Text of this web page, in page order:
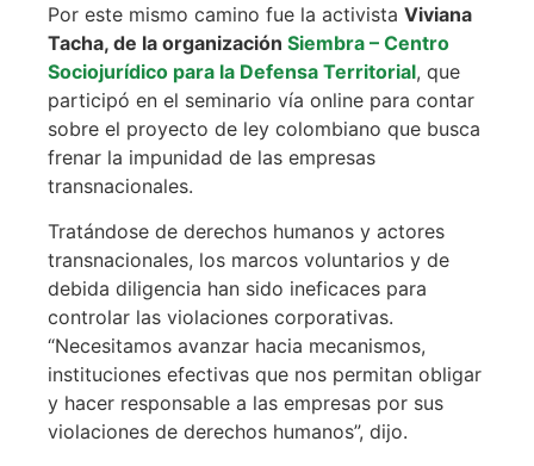
Por este mismo camino fue la activista Viviana
Tacha, de la organización Siembra – Centro
Sociojurídico para la Defensa Territorial, que
participó en el seminario vía online para contar
sobre el proyecto de ley colombiano que busca
frenar la impunidad de las empresas
transnacionales.
Tratándose de derechos humanos y actores
transnacionales, los marcos voluntarios y de
debida diligencia han sido ineficaces para
controlar las violaciones corporativas.
“Necesitamos avanzar hacia mecanismos,
instituciones efectivas que nos permitan obligar
y hacer responsable a las empresas por sus
violaciones de derechos humanos”, dijo.